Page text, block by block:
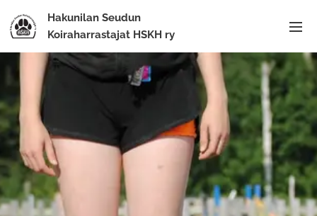
Hakunilan Seudun
Koiraharrastajat HSKH ry